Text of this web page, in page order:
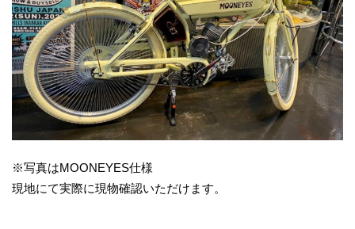
※写真はMOONEYES仕様
現地にて実際に現物確認いただけます。